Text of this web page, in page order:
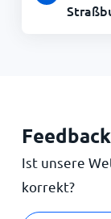
Feedback
Ist unsere
korrekt?